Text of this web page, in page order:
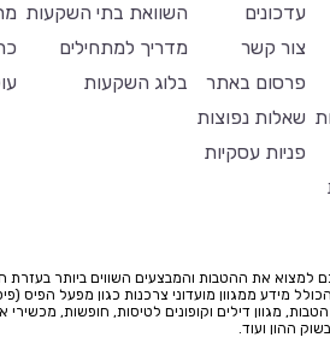
עדכונים
צור קשר
פרסום באתר
שאלות נפוצות
פניות עסקיות
השוואת בתי השקעות
מדריך למתחילים
בלוג השקעות
למצוא את ההטבות והמבצעים השווים ביותר בעזרת
מידע ממגוון מועדוני צרכנות כגון מפעל הפיס
מגוון דילים וקופונים לטיסות, חופשות, מכשירי
ההון ועוד.